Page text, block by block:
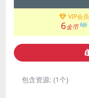
VIP会员
6金币 6折
包含资源: (1个)